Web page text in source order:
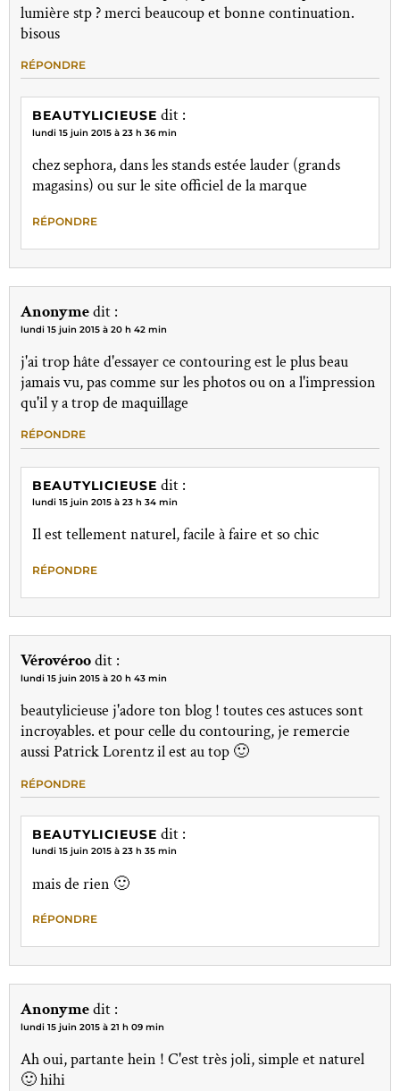
lumière stp ? merci beaucoup et bonne continuation.
bisous
RÉPONDRE
BEAUTYLICIEUSE dit :
lundi 15 juin 2015 à 23 h 36 min
chez sephora, dans les stands estée lauder (grands
magasins) ou sur le site officiel de la marque
RÉPONDRE
Anonymedit :
lundi 15 juin 2015 à 20 h 42 min
j'ai trop hâte d'essayer ce contouring est le plus beau
jamais vu, pas comme sur les photos ou on a l'impression
qu'il y a trop de maquillage
RÉPONDRE
BEAUTYLICIEUSE dit :
lundi 15 juin 2015 à 23 h 34 min
Il est tellement naturel, facile à faire et so chic
RÉPONDRE
Vérovéroodit :
lundi 15 juin 2015 à 20 h 43 min
beautylicieuse j'adore ton blog ! toutes ces astuces sont
incroyables. et pour celle du contouring, je remercie
aussi Patrick Lorentz il est au top 🙂
RÉPONDRE
BEAUTYLICIEUSE dit :
lundi 15 juin 2015 à 23 h 35 min
mais de rien 🙂
RÉPONDRE
Anonymedit :
lundi 15 juin 2015 à 21 h 09 min
Ah oui, partante hein ! C'est très joli, simple et naturel
🙂 hihi